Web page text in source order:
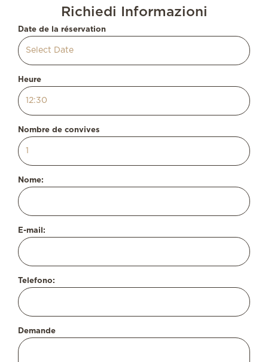
Richiedi Informazioni
Date de la réservation
Heure
Nombre de convives
Nome:
E-mail:
Telefono:
Demande